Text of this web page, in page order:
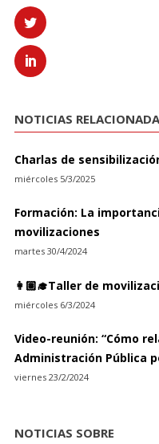
NOTICIAS
Charlas de
miércoles 5/3/2025
Formación: La
movilizaciones
martes 30/4/2024
👩🏽‍🎓Taller de
miércoles 6/3/2024
Video-reunión: “Cómo
Administración Pública
viernes 23/2/2024
NOTICIAS SOBRE